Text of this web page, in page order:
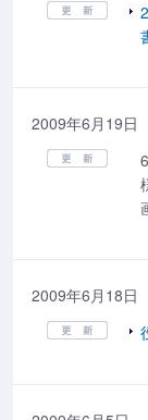
2009年6月19日
2009年6月18日